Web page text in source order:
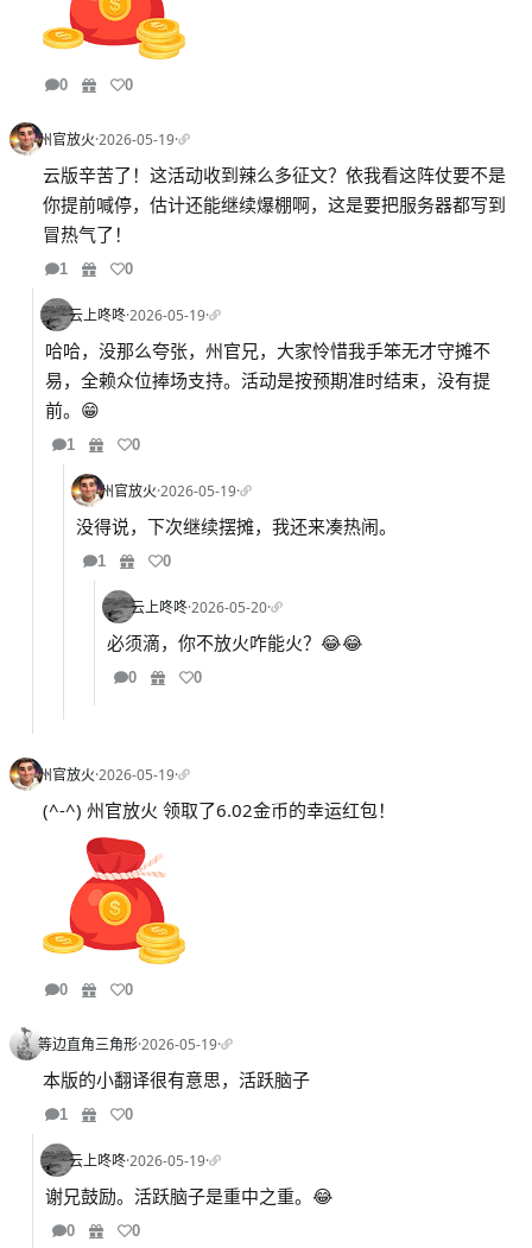
0 0
州官放火·2026-05-19·
云版辛苦了！这活动收到辣么多征文？依我看这阵仗要不是
你提前喊停，估计还能继续爆棚啊，这是要把服务器都写到
冒热气了！
1 0
云上咚咚·2026-05-19·
哈哈，没那么夸张，州官兄，大家怜惜我手笨无才守摊不
易，全赖众位捧场支持。活动是按预期准时结束，没有提
前。😁
1 0
州官放火·2026-05-19·
没得说，下次继续摆摊，我还来凑热闹。
1 0
云上咚咚·2026-05-20·
必须滴，你不放火咋能火？😂😂
0 0
州官放火·2026-05-19·
(^-^) 州官放火 领取了6.02金币的幸运红包！
0 0
等边直角三角形·2026-05-19·
本版的小翻译很有意思，活跃脑子
1 0
云上咚咚·2026-05-19·
谢兄鼓励。活跃脑子是重中之重。😂
0 0